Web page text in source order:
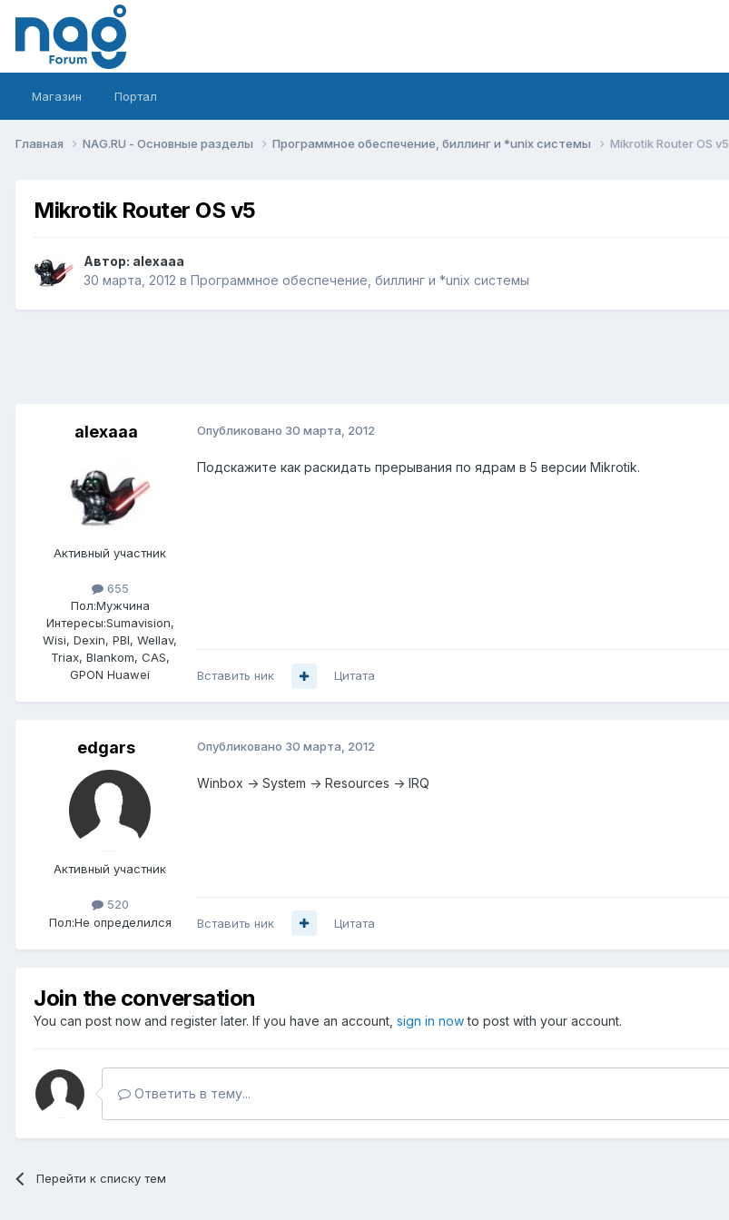
Магазин Портал
Главная NAG.RU - Основные разделы Программное обеспечение, биллинг и *unix системы Mikrotik Router OS v5
Mikrotik Router OS v5
Автор: alexaaa
30 марта, 2012 в Программное обеспечение, биллинг и *unix системы
alexaaa
Активный участник
655
Пол:Мужчина
Интересы:Sumavision,
Wisi, Dexin, PBI, Wellav,
Triax, Blankom, CAS,
GPON Huawei
Опубликовано 30 марта, 2012
Подскажите как раскидать прерывания по ядрам в 5 версии Mikrotik.
Вставить ник Цитата
edgars
Активный участник
520
Пол:Не определился
Опубликовано 30 марта, 2012
Winbox -> System -> Resources -> IRQ
Вставить ник Цитата
Join the conversation
You can post now and register later. If you have an account, sign in nowto post with your account.
Ответить в тему...
Перейти к списку тем